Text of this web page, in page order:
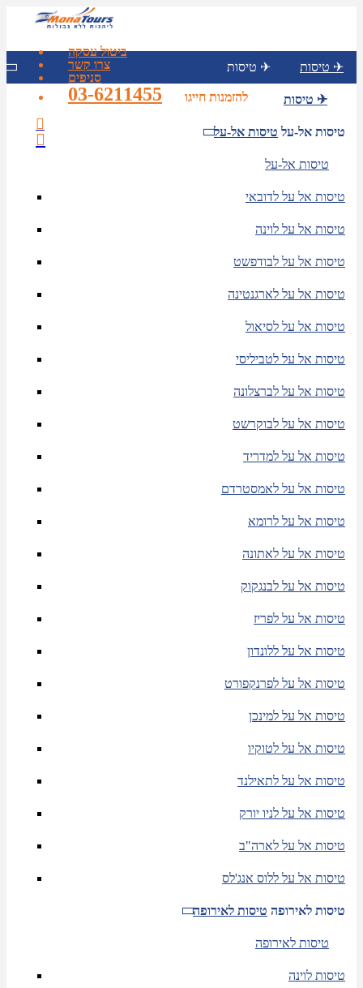
ביטול עסקה
צרו קשר
סניפים
להזמנות חייגו
03-6211455
טיסות ✈ טיסות ✈
טיסות ✈
טיסות אל-על טיסות אל-על
טיסות אל-על
טיסות אל על לדובאי
טיסות אל על לוינה
טיסות אל על לבודפשט
טיסות אל על לארגנטינה
טיסות אל על לסיאול
טיסות אל על לטביליסי
טיסות אל על לברצלונה
טיסות אל על לבוקרשט
טיסות אל על למדריד
טיסות אל על לאמסטרדם
טיסות אל על לרומא
טיסות אל על לאתונה
טיסות אל על לבנגקוק
טיסות אל על לפריז
טיסות אל על ללונדון
טיסות אל על לפרנקפורט
טיסות אל על למינכן
טיסות אל על לטוקיו
טיסות אל על לתאילנד
טיסות אל על לניו יורק
טיסות אל על לארה"ב
טיסות אל על ללוס אנג'לס
טיסות לאירופה טיסות לאירופה
טיסות לאירופה
טיסות לוינה